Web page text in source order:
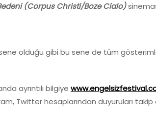
(Corpus Christi/Boze Cialo)
olduğu gibi bu sene de tüm
ayrıntılı bilgiye
Twitter hesaplarından duyuruları takip